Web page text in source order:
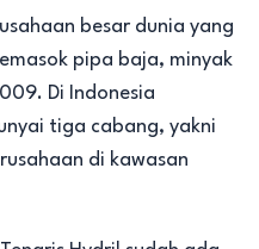
besar dunia yang
pipa baja, minyak
Di Indonesia
tiga cabang, yakni
di kawasan